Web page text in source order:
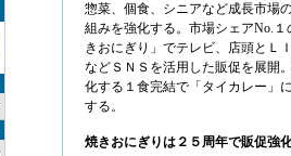
惣菜、個食、シニアなど成長市場
組みを強化する。市場シェアNo.１
きおにぎり」でテレビ、店頭とＬ
などＳＮＳを活用した販促を展開
化する１食完結で「タイカレー」
する。
焼きおにぎりは２５周年で販促強